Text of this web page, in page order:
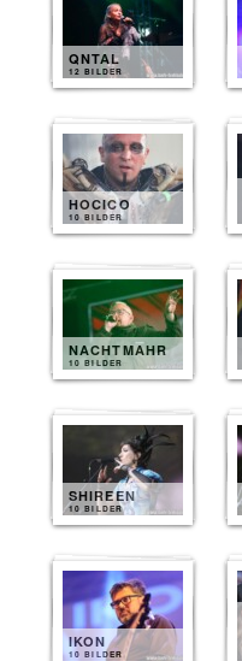
QNTAL
12 BILDER
HOCICO
10 BILDER
NACHTMAHR
10 BILDER
SHIREEN
10 BILDER
IKON
10 BILDER